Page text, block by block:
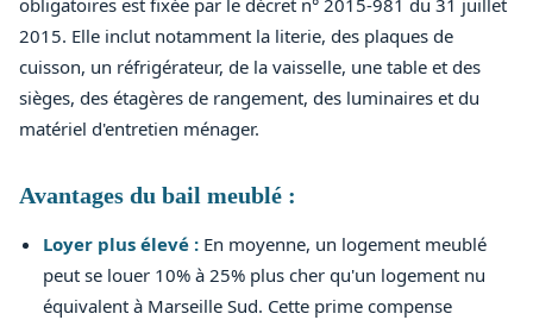
obligatoires est fixée par le décret n° 2015-981 du 31 juillet
2015. Elle inclut notamment la literie, des plaques de
cuisson, un réfrigérateur, de la vaisselle, une table et des
sièges, des étagères de rangement, des luminaires et du
matériel d'entretien ménager.
Avantages du bail meublé :
Loyer plus élevé : En moyenne, un logement meublé
peut se louer 10% à 25% plus cher qu'un logement nu
équivalent à Marseille Sud. Cette prime compense